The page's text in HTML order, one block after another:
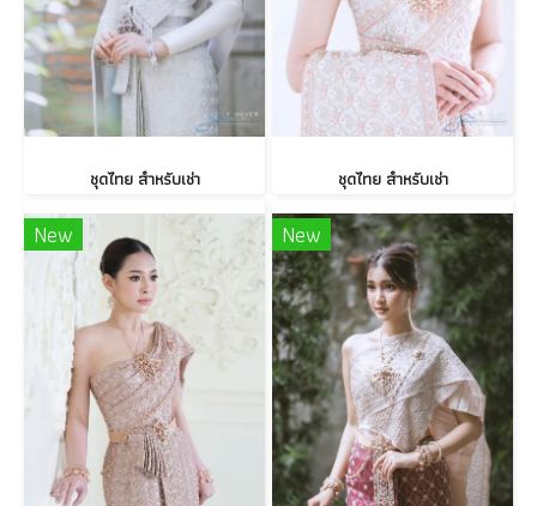
ชุดไทย สำหรับเช่า ชุดไทย สำหรับเช่า
New New